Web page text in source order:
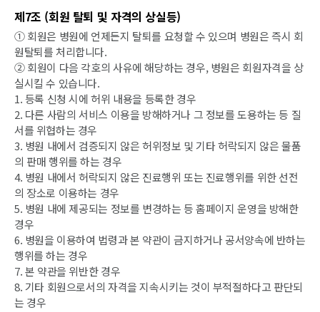
제7조 (회원 탈퇴 및 자격의 상실등)
① 회원은 병원에 언제든지 탈퇴를 요청할 수 있으며 병원은 즉시 회
원탈퇴를 처리합니다.
② 회원이 다음 각호의 사유에 해당하는 경우, 병원은 회원자격을 상
실시킬 수 있습니다.
1. 등록 신청 시에 허위 내용을 등록한 경우
2. 다른 사람의 서비스 이용을 방해하거나 그 정보를 도용하는 등 질
서를 위협하는 경우
3. 병원 내에서 검증되지 않은 허위정보 및 기타 허락되지 않은 물품
의 판매 행위를 하는 경우
4. 병원 내에서 허락되지 않은 진료행위 또는 진료행위를 위한 선전
의 장소로 이용하는 경우
5. 병원 내에 제공되는 정보를 변경하는 등 홈페이지 운영을 방해한
경우
6. 병원을 이용하여 법령과 본 약관이 금지하거나 공서양속에 반하는
행위를 하는 경우
7. 본 약관을 위반한 경우
8. 기타 회원으로서의 자격을 지속시키는 것이 부적절하다고 판단되
는 경우